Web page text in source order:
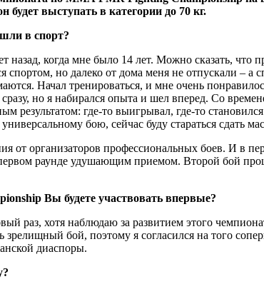
выступать в категории до 70 кг.
в спорт?
когда мне было 14 лет. Можно сказать, что
спортом, но далеко от дома меня не отпускали –
Начал тренироваться, и мне очень
но я набирался опыта и шел вперед. Со
результатом: где-то выигрывал, где-то
бою, сейчас буду стараться сдать
от организаторов профессиональных боев. И в
раунде удушающим приемом. Второй бой
Вы будете участвовать впервые?
раз, хотя наблюдаю за развитием этого
зрелищный бой, поэтому я согласился на того
диаспоры.